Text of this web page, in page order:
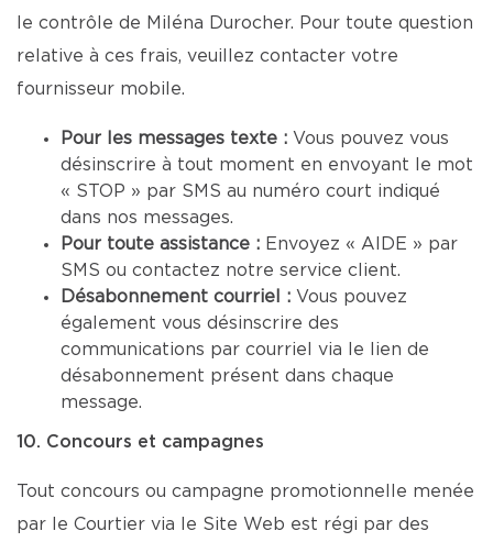
le contrôle de Miléna Durocher. Pour toute question
relative à ces frais, veuillez contacter votre
fournisseur mobile.
Pour les messages texte : Vous pouvez vous
désinscrire à tout moment en envoyant le mot
« STOP » par SMS au numéro court indiqué
dans nos messages.
Pour toute assistance : Envoyez « AIDE » par
SMS ou contactez notre service client.
Désabonnement courriel : Vous pouvez
également vous désinscrire des
communications par courriel via le lien de
désabonnement présent dans chaque
message.
10. Concours et campagnes
Tout concours ou campagne promotionnelle menée
par le Courtier via le Site Web est régi par des